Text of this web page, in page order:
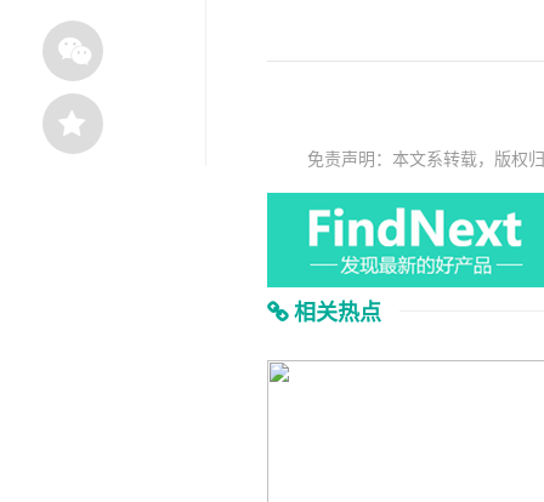
免责声明：本文系转载，版权
相关热点